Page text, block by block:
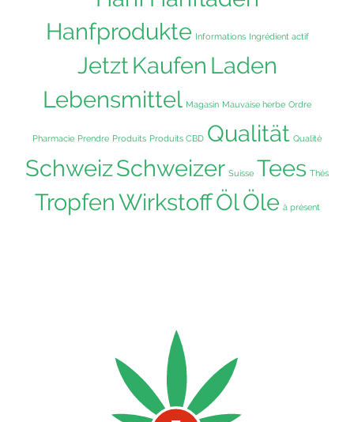
Hanfprodukte Informations Ingrédient actif
JetztKaufen Laden
Lebensmittel Magasin Mauvaise herbe Ordre
Pharmacie Prendre Produits Produits CBD Qualität Qualité
SchweizSchweizer Suisse Tees Thés
TropfenWirkstoffÖlÖle à présent